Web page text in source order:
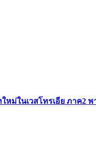
หม่ในเวสโทรเอีย ภาค2 พ